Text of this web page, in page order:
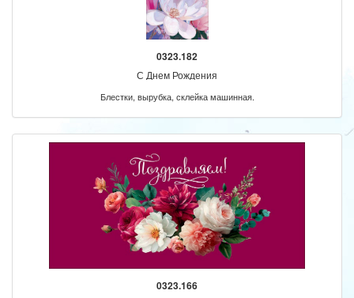
0323.182
С Днем Рождения
Блестки, вырубка, склейка машинная.
0323.166